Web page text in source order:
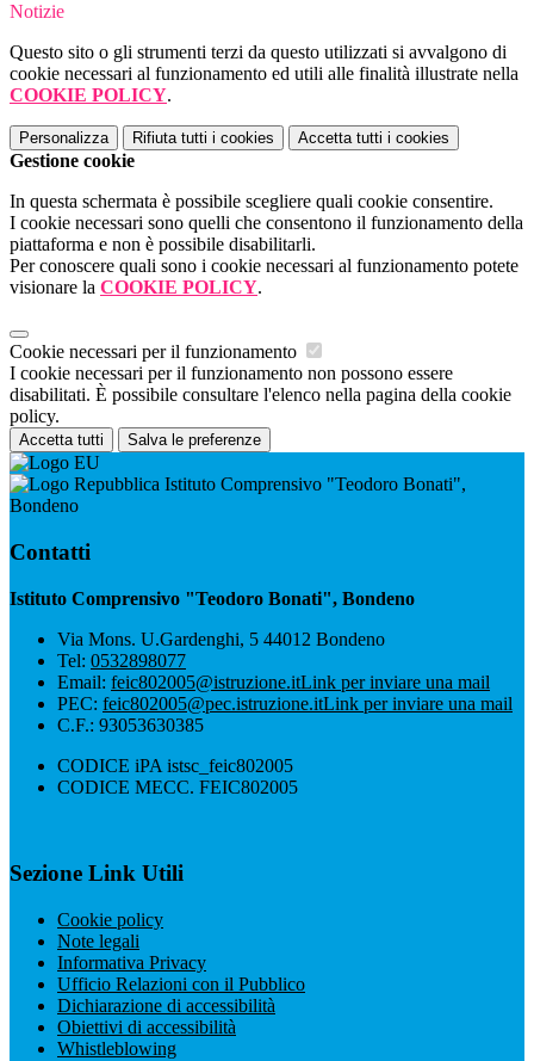
Notizie
Questo sito o gli strumenti terzi da questo utilizzati si avvalgono di
cookie necessari al funzionamento ed utili alle finalità illustrate nella
COOKIE POLICY.
Personalizza Rifiuta tutti i cookies Accetta tutti i cookies
Gestione cookie
In questa schermata è possibile scegliere quali cookie consentire.
I cookie necessari sono quelli che consentono il funzionamento della
piattaforma e non è possibile disabilitarli.
Per conoscere quali sono i cookie necessari al funzionamento potete
visionare la COOKIE POLICY.
Cookie necessari per il funzionamento
I cookie necessari per il funzionamento non possono essere
disabilitati. È possibile consultare l'elenco nella pagina della cookie
policy.
Accetta tutti Salva le preferenze
Istituto Comprensivo "Teodoro Bonati",
Bondeno
Contatti
Istituto Comprensivo "Teodoro Bonati", Bondeno
Via Mons. U.Gardenghi, 5 44012 Bondeno
Tel: 0532898077
Email: feic802005@istruzione.itLink per inviare una mail
PEC: feic802005@pec.istruzione.itLink per inviare una mail
C.F.: 93053630385
CODICE iPA istsc_feic802005
CODICE MECC. FEIC802005
Sezione Link Utili
Cookie policy
Note legali
Informativa Privacy
Ufficio Relazioni con il Pubblico
Dichiarazione di accessibilità
Obiettivi di accessibilità
Whistleblowing